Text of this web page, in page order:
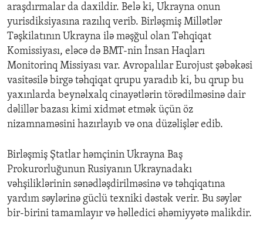
araşdırmalar da daxildir. Belə ki, Ukrayna onun
yurisdiksiyasına razılıq verib. Birləşmiş Millətlər
Təşkilatının Ukrayna ilə məşğul olan Təhqiqat
Komissiyası, eləcə də BMT-nin İnsan Haqları
Monitorinq Missiyası var. Avropalılar Eurojust şəbəkəsi
vasitəsilə birgə təhqiqat qrupu yaradıb ki, bu qrup bu
yaxınlarda beynəlxalq cinayətlərin törədilməsinə dair
dəlillər bazası kimi xidmət etmək üçün öz
nizamnaməsini hazırlayıb və ona düzəlişlər edib.
Birləşmiş Ştatlar həmçinin Ukrayna Baş
Prokurorluğunun Rusiyanın Ukraynadakı
vəhşiliklərinin sənədləşdirilməsinə və təhqiqatına
yardım səylərinə güclü texniki dəstək verir. Bu səylər
bir-birini tamamlayır və həlledici əhəmiyyətə malikdir.